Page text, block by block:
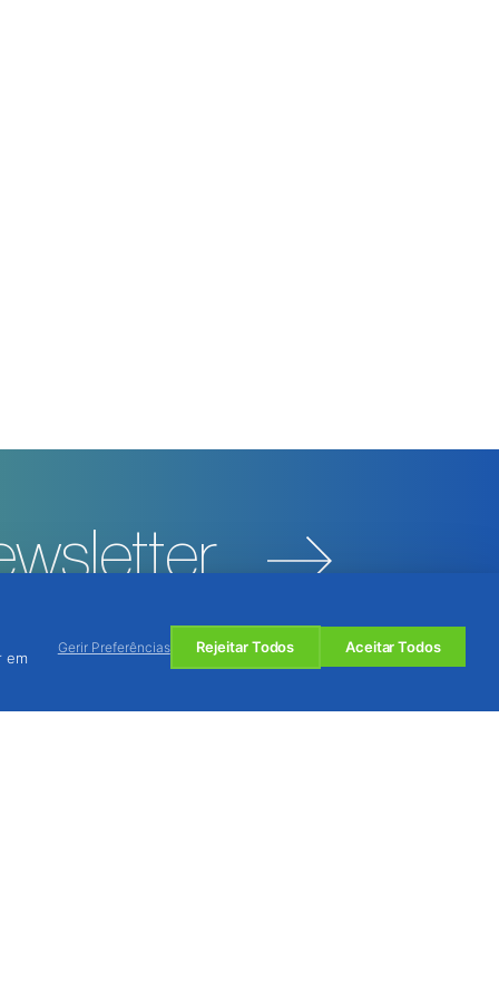
em
Gerir Preferências Rejeitar Todos Aceitar Todos